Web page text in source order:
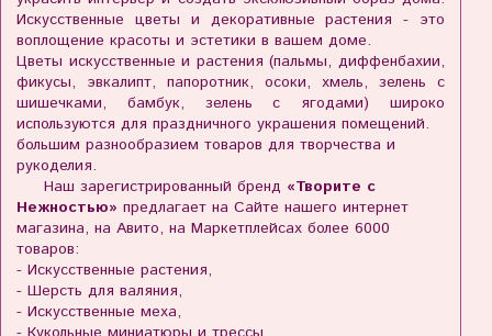
Искусственные цветы и декоративные растения - это
воплощение красоты и эстетики в вашем доме.
Цветы искусственные и растения (пальмы, диффенбахии,
фикусы, эвкалипт, папоротник, осоки, хмель, зелень с
шишечками, бамбук, зелень с ягодами) широко
используются для праздничного украшения помещений.
большим разнообразием товаров для творчества и
рукоделия.
Наш зарегистрированный бренд «Творите с
Нежностью» предлагает на Сайте нашего интернет
магазина, на Авито, на Маркетплейсах более 6000
товаров:
- Искусственные растения,
- Шерсть для валяния,
- Искусственные меха,